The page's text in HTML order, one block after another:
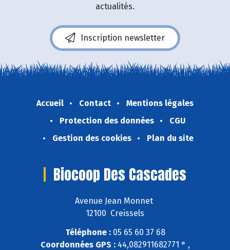
actualités.
Inscription newsletter
Accueil Contact
Mentions légales
Protection des données
CGU
Gestion des cookies
Plan du site
Biocoop Des Cascades
Avenue Jean Monnet
12100 Creissels
Téléphone :05 65 60 37 68
Coordonnées GPS :44,082911682771 ° ,